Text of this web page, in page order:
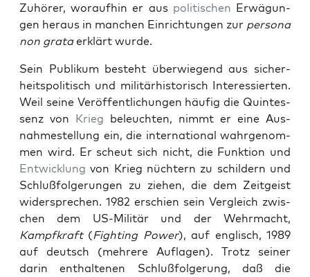
Zuhör­er, woraufhin er aus poli­tis­chen Erwä­gun­
gen her­aus in manchen Ein­rich­tun­gen zur per­sona
non gra­taerk­lärt wurde.
Sein Pub­likum beste­ht über­wiegend aus sicher­
heit­spoli­tisch und mil­itärhis­torisch Inter­essierten.
Weil seine Veröf­fentlichun­gen häu­fig die Quin­tes­
senz von Krieg beleucht­en, nimmt er eine Aus­
nahmestel­lung ein, die inter­na­tion­al wahrgenom­
men wird. Er scheut sich nicht, die Funk­tion und
Entwick­lung von Krieg nüchtern zu schildern und
Schluß­fol­gerun­gen zu ziehen, die dem Zeit­geist
wider­sprechen. 1982 erschien sein Ver­gle­ich zwis­
chen dem US-Mil­itär und der Wehrma­cht,
Kampfkraft(Fight­ing Pow­er), auf englisch, 1989
auf deutsch (mehrere Aufla­gen). Trotz sein­er
darin enthal­te­nen Schluß­fol­gerung, daß die